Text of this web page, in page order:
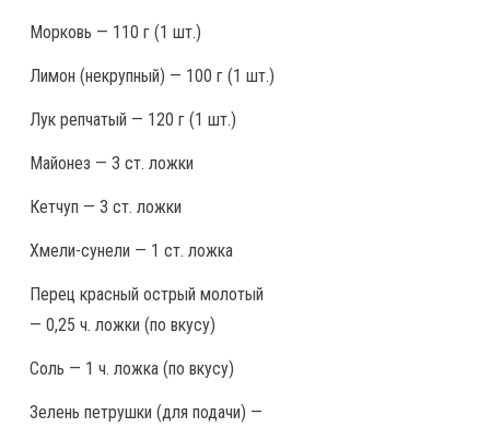
Морковь — 110 г (1 шт.)
Лимон (некрупный) — 100 г (1 шт.)
Лук репчатый — 120 г (1 шт.)
Майонез — 3 ст. ложки
Кетчуп — 3 ст. ложки
Хмели-сунели — 1 ст. ложка
Перец красный острый молотый
— 0,25 ч. ложки (по вкусу)
Соль — 1 ч. ложка (по вкусу)
Зелень петрушки (для подачи) —